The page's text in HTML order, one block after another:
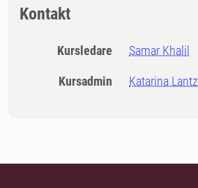
Kontakt
Kursledare Samar Khalil
Kursadmin Katarina Lantz